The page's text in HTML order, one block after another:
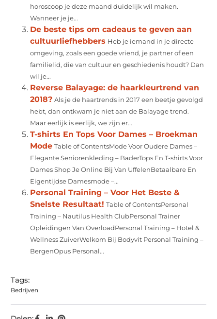
horoscoop je deze maand duidelijk wil maken.
Wanneer je je...
De beste tips om cadeaus te geven aan
cultuurliefhebbers Heb je iemand in je directe
omgeving, zoals een goede vriend, je partner of een
familielid, die van cultuur en geschiedenis houdt? Dan
wil je...
Reverse Balayage: de haarkleurtrend van
2018? Als je de haartrends in 2017 een beetje gevolgd
hebt, dan ontkwam je niet aan de Balayage trend.
Maar eerlijk is eerlijk, we zijn er...
T-shirts En Tops Voor Dames – Broekman
Mode Table of ContentsMode Voor Oudere Dames –
Elegante Seniorenkleding – BaderTops En T-shirts Voor
Dames Shop Je Online Bij Van UffelenBetaalbare En
Eigentijdse Damesmode –...
Personal Training – Voor Het Beste &
Snelste Resultaat! Table of ContentsPersonal
Training – Nautilus Health ClubPersonal Trainer
Opleidingen Van OverloadPersonal Training – Hotel &
Wellness ZuiverWelkom Bij Bodyvit Personal Training –
BergenOpus Personal...
Tags:
Bedrijven